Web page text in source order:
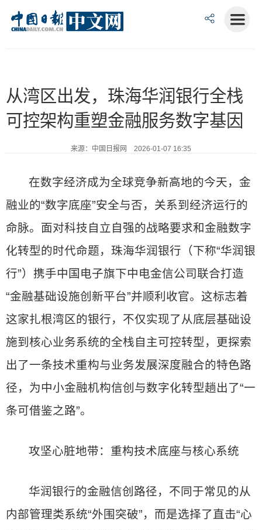
从湾区出发，珠海华润银行全栈
可控架构重塑金融服务数字基因
来源：中国日报网 2026-01-07 16:35
在数字经济成为全球竞争新高地的今天，金
融业的“数字底座”安全与否，关系到经济运行的
命脉。面对科技自立自强的战略要求和金融数字
化转型的时代命题，珠海华润银行（下称“华润银
行”）携手中国电子旗下中电金信公司联合打造
“金融基础设施创新平台”并顺利收官。这标志着
这家扎根湾区的银行，不仅实现了从底层基础设
施到核心业务系统的全栈自主可控转型，更探索
出了一条技术重构与业务发展深度融合的特色路
径，为中小金融机构信创与数字化转型趟出了“一
条可借鉴之路”。
攻坚心脏地带：重构技术底座与核心系统
华润银行的金融信创路径，不同于常见的从
内部管理类系统“外围突破”，而是选择了直击“心